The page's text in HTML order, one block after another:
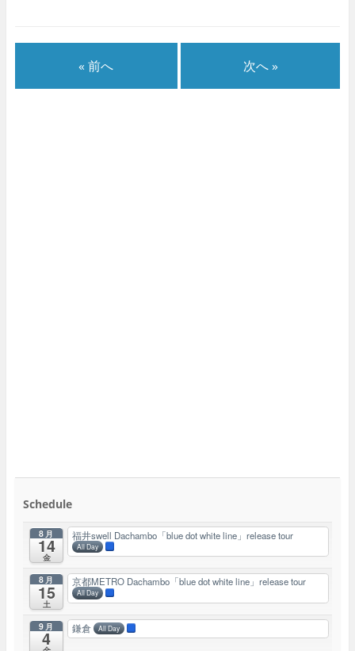
« 前へ 次へ »
Schedule
8月
14
金
福井swell Dachambo「blue dot white line」release tour
All Day
8月
15
土
京都METRO Dachambo「blue dot white line」release tour
All Day
9月
4 鎌倉 All Day